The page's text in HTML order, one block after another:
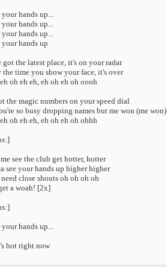
hands up...
hands up...
hands up...
hands up
got the latest place, it's on your radar
the time you show your face, it's over
oh eh eh, eh oh eh oh oooh
the magic numbers on your speed dial
so busy dropping names but me won (me won)
oh eh eh, eh oh eh oh ohhh
see the club get hotter, hotter
see your hands up higher higher
close shouts oh oh oh oh
a woah! [2x]
hands up...
hot right now